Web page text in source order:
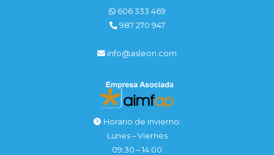
606 333 469
987 270 947
info@asleon.com
Horario de invierno:
Lunes – Viernes
09:30 – 14:00